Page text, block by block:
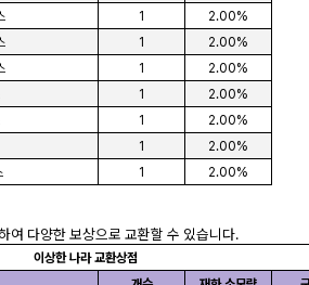
1
2.00%
1
2.00%
1
2.00%
1
2.00%
1
2.00%
1
2.00%
1 2.00%
여 다양한 보상으로 교환할 수 있습니다.
이상한 나라 교환상점